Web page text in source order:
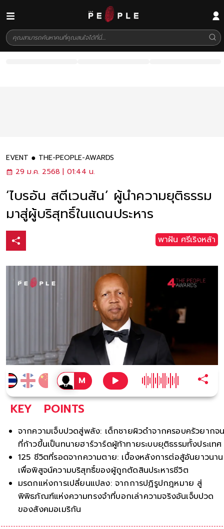
EVENT
THE-PEOPLE-AWARDS
29 ม.ค. 2568 | 01:44 น.
‘ไบรอัน สตีเวนสัน’ ผู้นำความยุติธรรม
มาสู่ผู้บริสุทธิ์ในแดนประหาร
พาฝัน ศรีเริงหล้า
KEY POINTS
จากความเจ็บปวดสู่พลัง: เด็กชายผิวดำจากครอบครัวยากจ
ที่ก้าวขึ้นเป็นทนายฮาร์วาร์ดผู้ท้าทายระบบยุติธรรมทั้งประเท
125 ชีวิตที่รอดจากความตาย: เบื้องหลังการต่อสู้อันยาวนาน
เพื่อพิสูจน์ความบริสุทธิ์ของผู้ถูกตัดสินประหารชีวิต
มรดกแห่งการเปลี่ยนแปลง: จากการปฏิรูปกฎหมาย สู่
พิพิธภัณฑ์แห่งความทรงจำที่บอกเล่าความจริงอันเจ็บปวด
ของสังคมอเมริกัน